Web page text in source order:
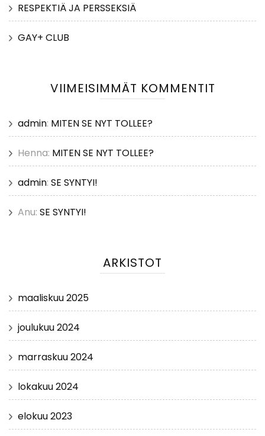
RESPEKTIÄ JA PERSSEKSIÄ
GAY+ CLUB
VIIMEISIMMÄT KOMMENTIT
admin: MITEN SE NYT TOLLEE?
Henna: MITEN SE NYT TOLLEE?
admin: SE SYNTYI!
Anu: SE SYNTYI!
ARKISTOT
maaliskuu 2025
joulukuu 2024
marraskuu 2024
lokakuu 2024
elokuu 2023